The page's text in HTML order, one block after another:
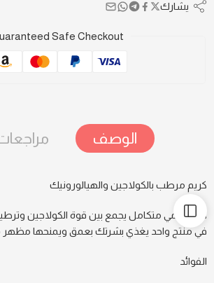
يشارك
Safe Checkout
الوصف مراجعات
كريم مرطب بالكولاجين والهيالورونيك
كريم يومي متكامل يجمع بين قوة الكولاجين
في منتج واحد يغذي بشرتك بعمق ويمنحها مظهر
الفوائد